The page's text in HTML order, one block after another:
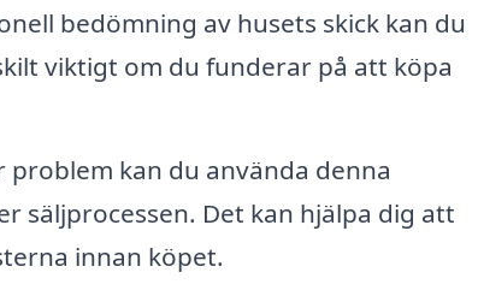
bedömning av husets skick kan du
viktigt om du funderar på att köpa
problem kan du använda denna
säljprocessen. Det kan hjälpa dig att
innan köpet.